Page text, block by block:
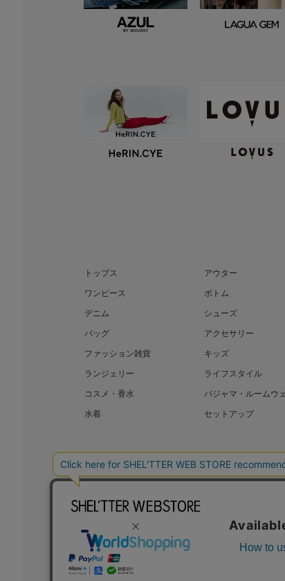
トップス
アウター
ワンピース
ボトム
デニム
シューズ
バッグ
アクセサリー
ファッション雑貨
キッズ
ランジェリー
ライフスタイル
コスメ・香水
パジャマ・ルームウ
水着
セットアップ
BAROQUE JAPAN LIMITED
COPYRIGHT © BAROQUE JAPAN LIMITED ALL RIGHTS